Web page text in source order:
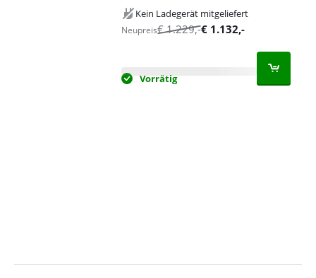
Kein Ladegerät mitgeliefert
Neupreis€1.229,-€ 1.132,-
Vorrätig